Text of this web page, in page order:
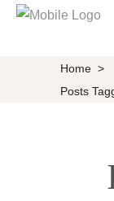
Home >
Posts